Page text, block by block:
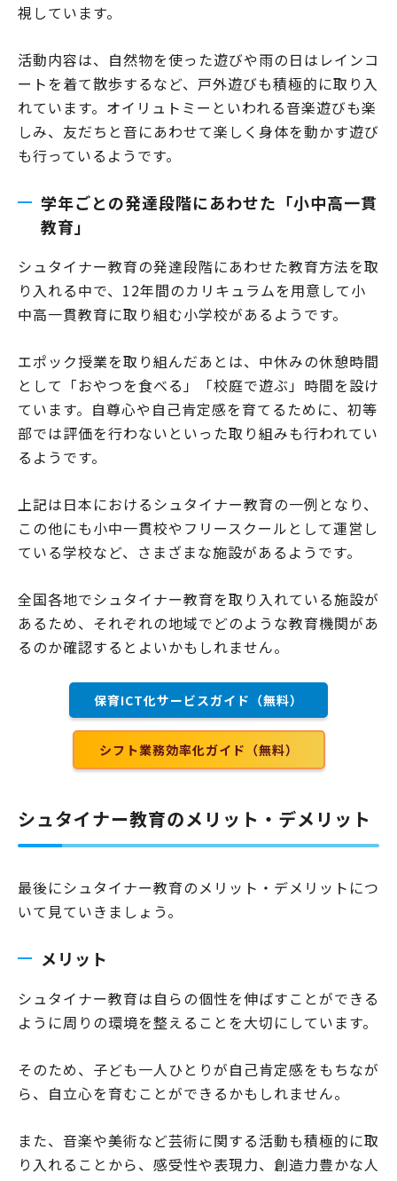
視しています。
活動内容は、自然物を使った遊びや雨の日はレインコ
ートを着て散歩するなど、戸外遊びも積極的に取り入
れています。オイリュトミーといわれる音楽遊びも楽
しみ、友だちと音にあわせて楽しく身体を動かす遊び
も行っているようです。
学年ごとの発達段階にあわせた「小中高一貫
教育」
シュタイナー教育の発達段階にあわせた教育方法を取
り入れる中で、12年間のカリキュラムを用意して小
中高一貫教育に取り組む小学校があるようです。
エポック授業を取り組んだあとは、中休みの休憩時間
として「おやつを食べる」「校庭で遊ぶ」時間を設け
ています。自尊心や自己肯定感を育てるために、初等
部では評価を行わないといった取り組みも行われてい
るようです。
上記は日本におけるシュタイナー教育の一例となり、
この他にも小中一貫校やフリースクールとして運営し
ている学校など、さまざまな施設があるようです。
全国各地でシュタイナー教育を取り入れている施設が
あるため、それぞれの地域でどのような教育機関があ
るのか確認するとよいかもしれません。
保育ICT化サービスガイド（無料）
シフト業務効率化ガイド（無料）
シュタイナー教育のメリット・デメリット
最後にシュタイナー教育のメリット・デメリットにつ
いて見ていきましょう。
メリット
シュタイナー教育は自らの個性を伸ばすことができる
ように周りの環境を整えることを大切にしています。
そのため、子ども一人ひとりが自己肯定感をもちなが
ら、自立心を育むことができるかもしれません。
また、音楽や美術など芸術に関する活動も積極的に取
り入れることから、感受性や表現力、創造力豊かな人